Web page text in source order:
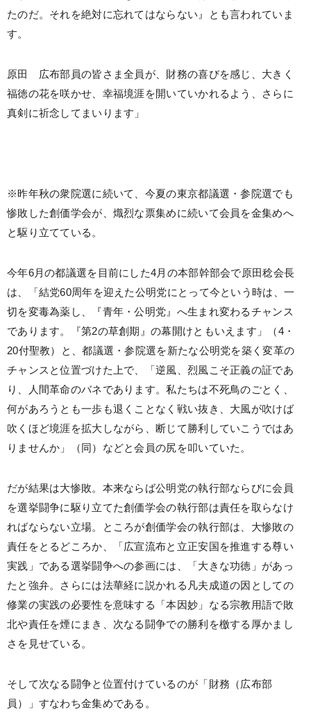
たのだ。それを絶対に忘れてはならない』とも言われていま
す。
原田 広布部員の皆さま全員が、財務の喜びを感じ、大きく
福徳の花を咲かせ、幸福境涯を開いていかれるよう、さらに
真剣に祈念してまいります」
※昨年秋の衆院選に続いて、今夏の東京都議選・参院選でも
惨敗した創価学会が、熾烈な票集めに続いて会員を金集めへ
と駆り立てている。
今年6月の都議選を目前にした4月の本部幹部会で原田稔会長
は、「結党60周年を迎えた公明党にとって今という時は、一
切を変毒為薬し、『青年・公明党』へ生まれ変わるチャンス
であります。『第2の草創期』の幕開けともいえます」（4・
20付聖教）と、都議選・参院選を新たな公明党を築く変革の
チャンスと位置づけた上で、「逆風、烈風こそ正義の証であ
り、人間革命のバネであります。私たちは不死鳥のごとく、
何があろうとも一歩も退くことなく戦い抜き、大風が吹けば
吹くほど境涯を拡大しながら、断じて勝利していこうではあ
りませんか」（同）などと会員の尻を叩いていた。
だが結果は大惨敗。本来ならば公明党の執行部ならびに会員
を選挙闘争に駆り立てた創価学会の執行部は責任を取らなけ
ればならない立場。ところが創価学会の執行部は、大惨敗の
責任をとるどころか、「広宣流布と立正安国を推進する尊い
実践」である選挙闘争への参画には、「大きな功徳」があっ
たと強弁。さらには法華経に説かれる凡夫成道の因としての
修業の実践の必要性を意味する「本因妙」なる宗教用語で敗
北や責任を煙にまき、次なる闘争での勝利を檄する厚かまし
さを見せている。
そして次なる闘争と位置付けているのが「財務（広布部
員）」すなわち金集めである。